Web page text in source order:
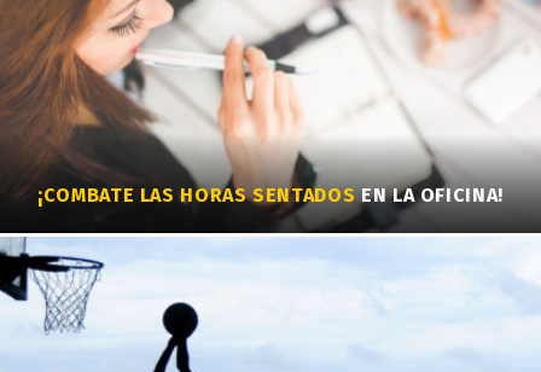
¡COMBATE LAS HORAS SENTADOSEN LA OFICINA!